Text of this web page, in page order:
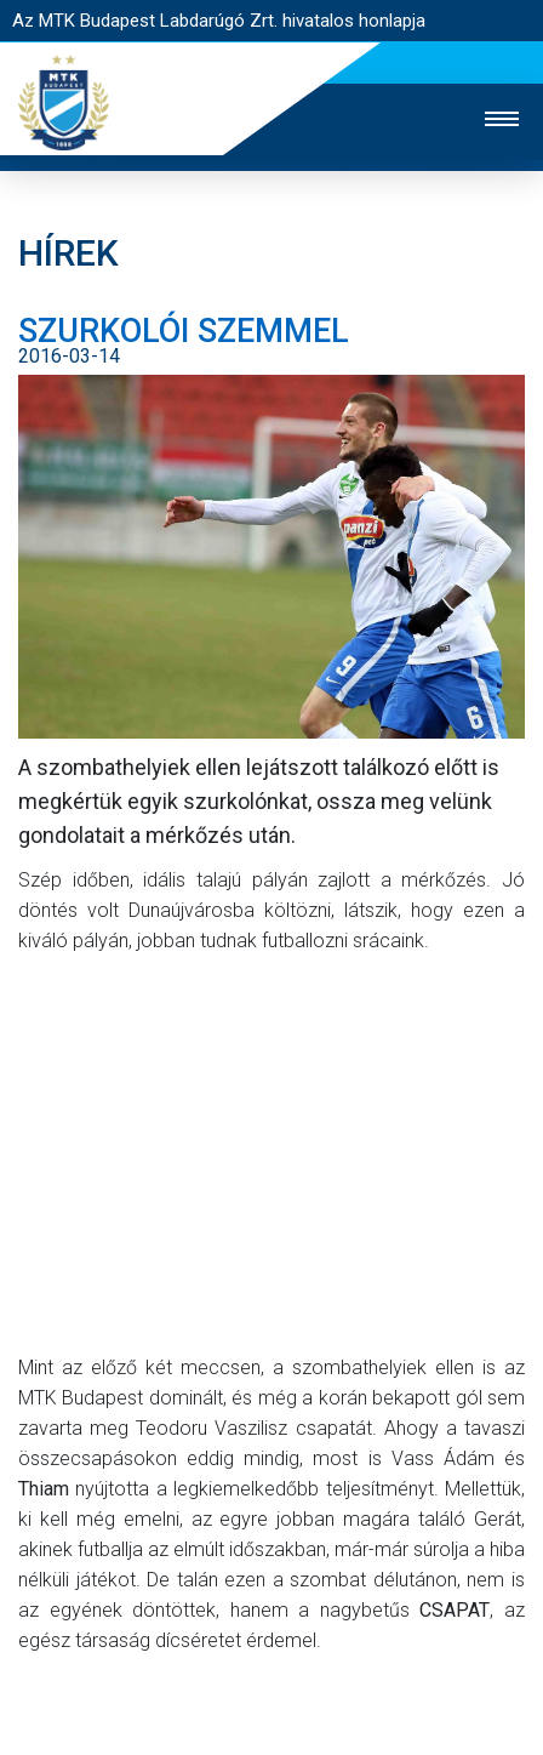
Az MTK Budapest Labdarúgó Zrt. hivatalos honlapja
JEGYÉRTÉKESÍTÉS
WEBSHOP
EGYESÜLET
KAPCSOLAT
NYITÓLAP
HÍREK
CSAPATOK
GALÉRIA
SZURKOLÓI ÉLMÉNYEK
AKKREDITÁCIÓ
HÍREK
SZURKOLÓI SZEMMEL
2016-03-14
A szombathelyiek ellen lejátszott találkozó előtt is
megkértük egyik szurkolónkat, ossza meg velünk
gondolatait a mérkőzés után.
Szép időben, idális talajú pályán zajlott a mérkőzés. Jó
döntés volt Dunaújvárosba költözni, látszik, hogy ezen a
kiváló pályán, jobban tudnak futballozni srácaink.
Mint az előző két meccsen, a szombathelyiek ellen is az
MTK Budapest dominált, és még a korán bekapott gól sem
zavarta meg Teodoru Vaszilisz csapatát. Ahogy a tavaszi
összecsapásokon eddig mindig, most is Vass Ádám és
Thiam nyújtotta a legkiemelkedőbb teljesítményt. Mellettük,
ki kell még emelni, az egyre jobban magára találó Gerát,
akinek futballja az elmúlt időszakban, már-már súrolja a hiba
nélküli játékot. De talán ezen a szombat délutánon, nem is
az egyének döntöttek, hanem a nagybetűsCSAPAT, az
egész társaság dícséretet érdemel.